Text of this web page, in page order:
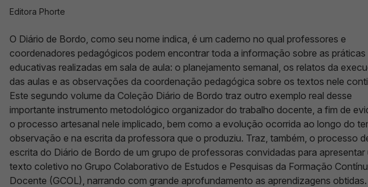
Editora Phorte
O Diário de Bordo, como seu nome indica, é um caderno no qual professores e
coordenadores pedagógicos podem encontrar toda a informação sobre as práticas
educativas realizadas em sala de aula: o planejamento semanal, os relatos da
das aulas e as observações da coordenação pedagógica sobre os textos nele
Este segundo volume da Coleção Diário de Bordo traz outro exemplo real desse
importante instrumento metodológico organizador do trabalho docente, a fim de
o processo artesanal nele implicado, bem como a evolução ocorrida ao longo do
observação e na escrita da professora que o produziu. Traz, também, o processo
escrita do Diário de Bordo de um grupo de professoras convidadas para apresentar
texto coletivo no Grupo Colaborativo de Estudos e Pesquisas da Formação
Docente (GCOL), narrando com grande aprofundamento as aprendizagens obtidas.